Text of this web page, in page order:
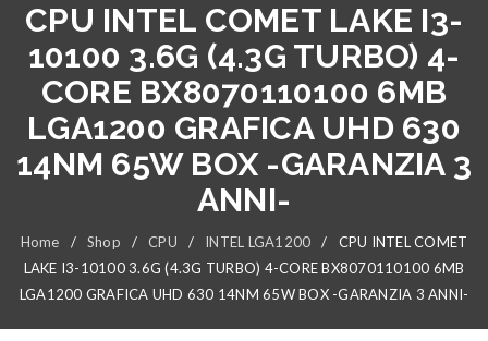
CPU INTEL COMET LAKE I3-
10100 3.6G (4.3G TURBO) 4-
CORE BX8070110100 6MB
LGA1200 GRAFICA UHD 630
14NM 65W BOX -GARANZIA 3
ANNI-
Home / Shop / CPU / INTEL LGA1200 /
CPU INTEL COMET
LAKE I3-10100 3.6G (4.3G TURBO) 4-CORE BX8070110100 6MB
LGA1200 GRAFICA UHD 630 14NM 65W BOX -GARANZIA 3 ANNI-